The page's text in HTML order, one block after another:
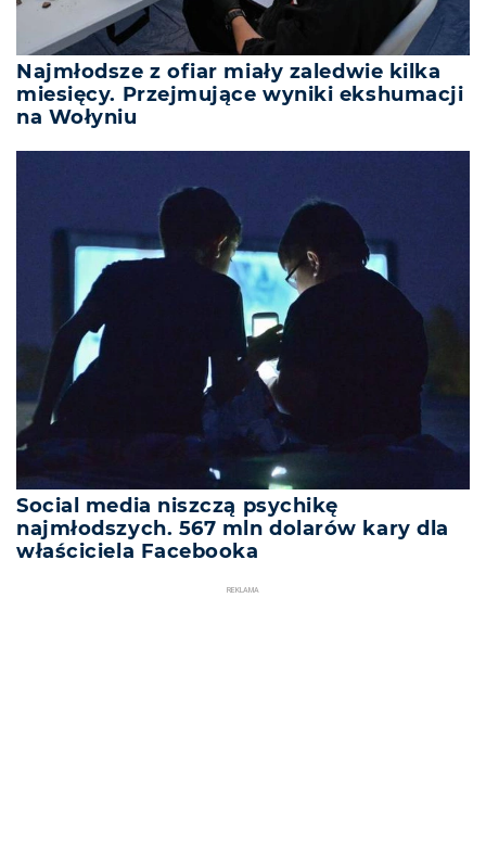
Najmłodsze z ofiar miały zaledwie kilka
miesięcy. Przejmujące wyniki ekshumacji
na Wołyniu
Social media niszczą psychikę
najmłodszych. 567 mln dolarów kary dla
właściciela Facebooka
REKLAMA